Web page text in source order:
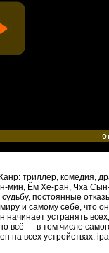
триллер, комедия,
Ём Хе-ран, Чха
постоянные
и самому себе,
устранять
всё — в том числе
на всех устройствах: